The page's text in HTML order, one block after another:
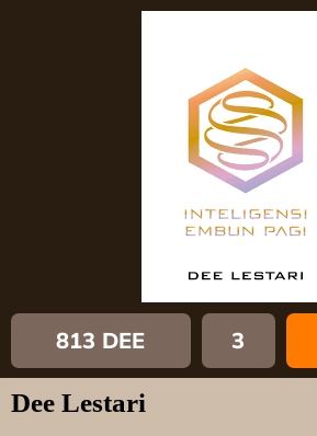
813 DEE 3
Dee Lestari